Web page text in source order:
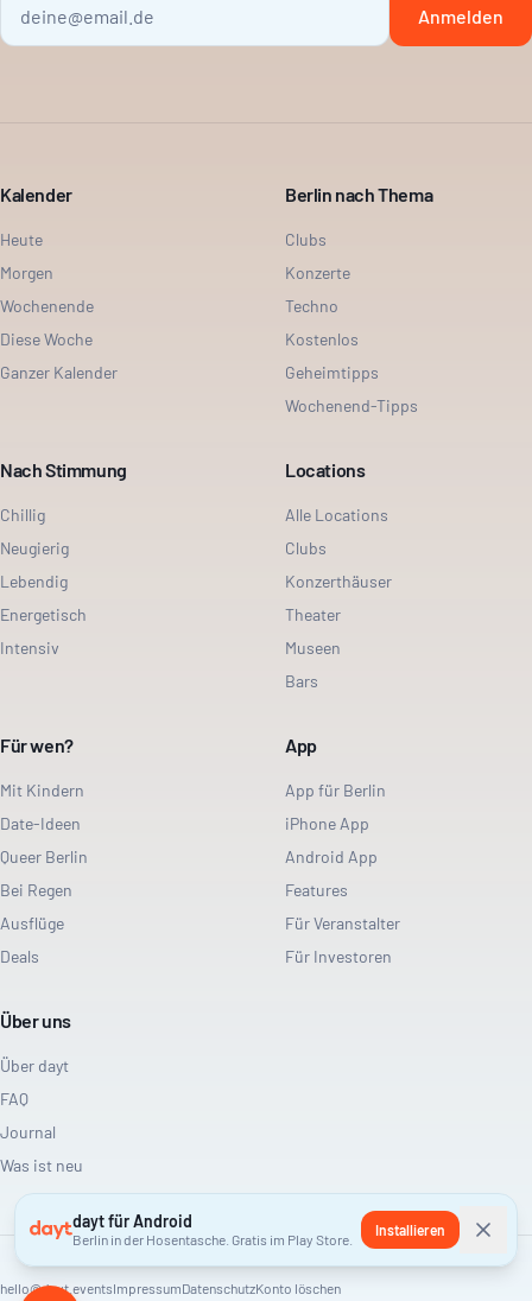
Anmelden
Kalender
Heute
Morgen
Wochenende
Diese Woche
Ganzer Kalender
Berlin nach Thema
Clubs
Konzerte
Techno
Kostenlos
Geheimtipps
Wochenend-Tipps
Nach Stimmung
Chillig
Neugierig
Lebendig
Energetisch
Intensiv
Locations
Alle Locations
Clubs
Konzerthäuser
Theater
Museen
Bars
Für wen?
Mit Kindern
Date-Ideen
Queer Berlin
Bei Regen
Ausflüge
Deals
App
App für Berlin
iPhone App
Android App
Features
Für Veranstalter
Für Investoren
Über uns
Über dayt
FAQ
Journal
Was ist neu
hello@dayt.eventsImpressumDatenschutzKonto löschen
dayt für Android
Berlin in der Hosentasche. Gratis im Play Store.
Installieren